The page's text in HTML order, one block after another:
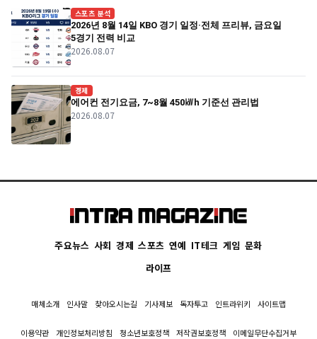
스포츠 분석
2026년 8월 14일 KBO 경기 일정·전체 프리뷰, 금요일
5경기 전력 비교
2026.08.07
경제
에어컨 전기요금, 7~8월 450㎾h 기준선 관리법
2026.08.07
주요뉴스 사회 경제 스포츠 연예 IT테크 게임 문화
라이프
매체소개 인사말 찾아오시는길 기사제보 독자투고 인트라위키 사이트맵
이용약관 개인정보처리방침 청소년보호정책 저작권보호정책 이메일무단수집거부